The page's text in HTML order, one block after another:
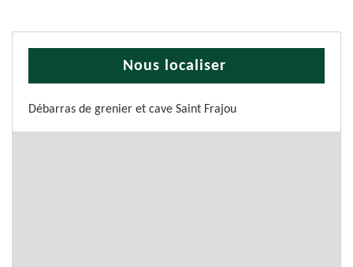
Nous localiser
Débarras de grenier et cave Saint Frajou